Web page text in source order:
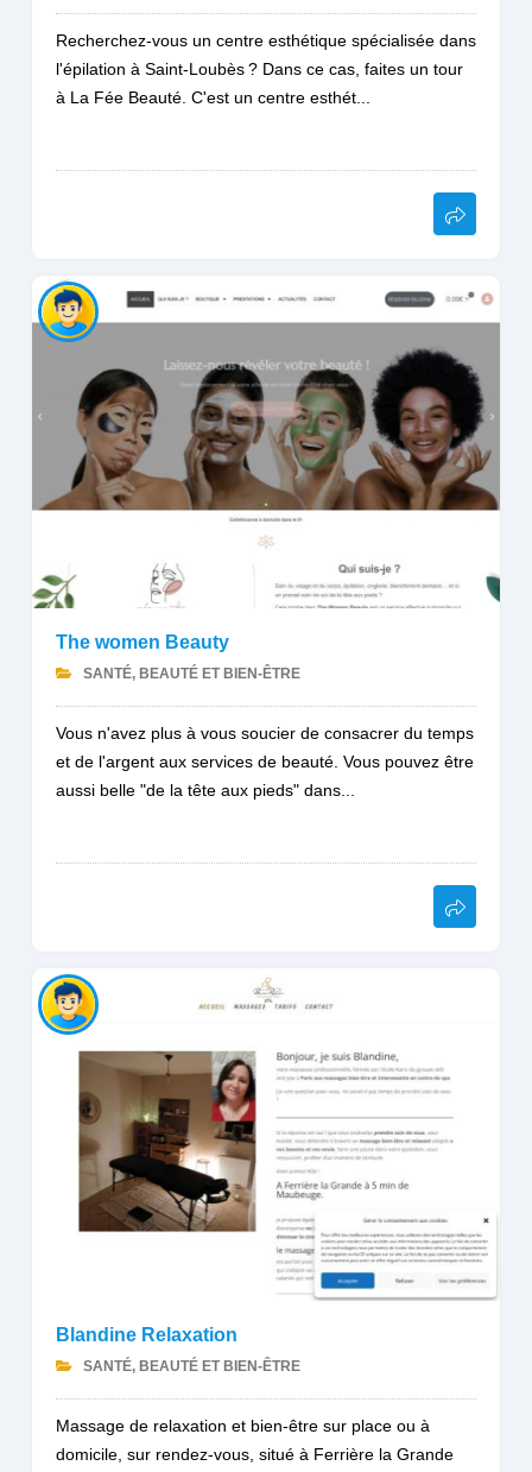
Recherchez-vous un centre esthétique spécialisée dans
l'épilation à Saint-Loubès ? Dans ce cas, faites un tour
à La Fée Beauté. C'est un centre esthét...
The women Beauty
SANTÉ, BEAUTÉ ET BIEN-ÊTRE
Vous n'avez plus à vous soucier de consacrer du temps
et de l'argent aux services de beauté. Vous pouvez être
aussi belle "de la tête aux pieds" dans...
Blandine Relaxation
SANTÉ, BEAUTÉ ET BIEN-ÊTRE
Massage de relaxation et bien-être sur place ou à
domicile, sur rendez-vous, situé à Ferrière la Grande